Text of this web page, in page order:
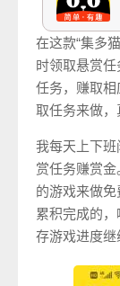
在这款“集多
时领取悬赏
任务，赚取
取任务来做，
我每天上下班
赏任务赚赏金
的游戏来做
累积完成的
存游戏进度继